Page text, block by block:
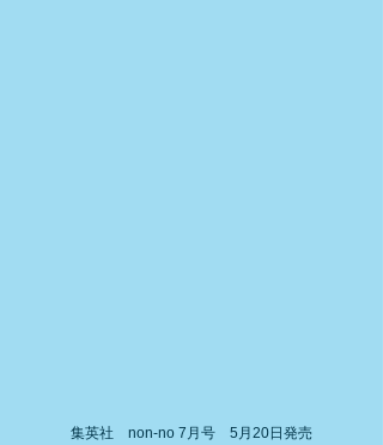
集英社　non-no 7月号　5月20日発売